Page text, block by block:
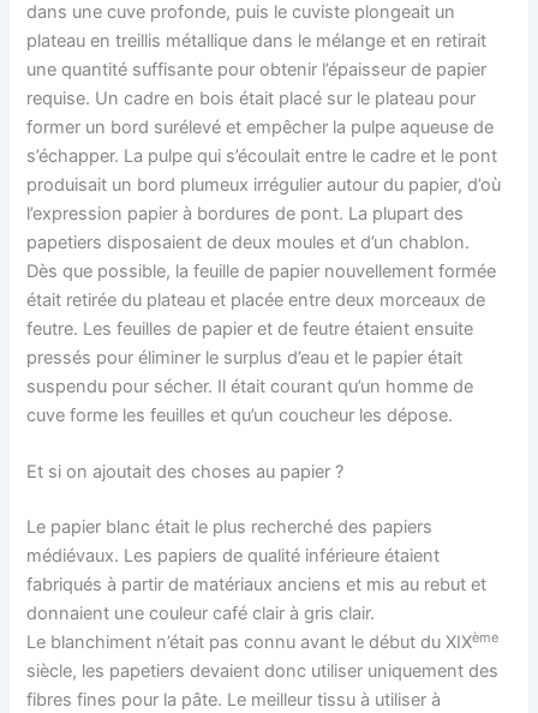
dans une cuve profonde, puis le cuviste plongeait un
plateau en treillis métallique dans le mélange et en retirait
une quantité suffisante pour obtenir l’épaisseur de papier
requise. Un cadre en bois était placé sur le plateau pour
former un bord surélevé et empêcher la pulpe aqueuse de
s’échapper. La pulpe qui s’écoulait entre le cadre et le pont
produisait un bord plumeux irrégulier autour du papier, d’où
l’expression papier à bordures de pont. La plupart des
papetiers disposaient de deux moules et d’un chablon.
Dès que possible, la feuille de papier nouvellement formée
était retirée du plateau et placée entre deux morceaux de
feutre. Les feuilles de papier et de feutre étaient ensuite
pressés pour éliminer le surplus d’eau et le papier était
suspendu pour sécher. Il était courant qu’un homme de
cuve forme les feuilles et qu’un coucheur les dépose.
Et si on ajoutait des choses au papier ?
Le papier blanc était le plus recherché des papiers
médiévaux. Les papiers de qualité inférieure étaient
fabriqués à partir de matériaux anciens et mis au rebut et
donnaient une couleur café clair à gris clair.
Le blanchiment n’était pas connu avant le début du XIXème
siècle, les papetiers devaient donc utiliser uniquement des
fibres fines pour la pâte. Le meilleur tissu à utiliser à